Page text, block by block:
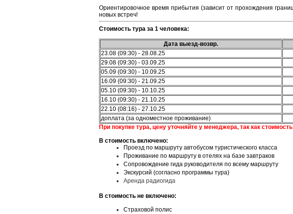
Ориентировочное время прибытия (зависит от прохождения
новых встреч!
Стоимость тура за 1 человека:
Дата выезд-возвр.
23.08 (09:30) - 28.08.25
29.08 (09:30) - 03.09.25
05.09 (09:30) - 10.09.25
16.09 (09:30) - 21.09.25
05.10 (09:30) - 10.10.25
16.10 (09:30) - 21.10.25
22.10 (08:16) - 27.10.25
доплата (за одноместное проживание)
При покупке тура, цену уточняйте у менеджера, так как
В стоимость включено:
Проезд по маршруту автобусом туристического класса
Проживание по маршруту в отелях на базе завтраков
Сопровождение гида руководителя по всему маршруту
Экскурсий (согласно программы тура)
Аренда радиогида
В стоимость не включено:
Страховой полис